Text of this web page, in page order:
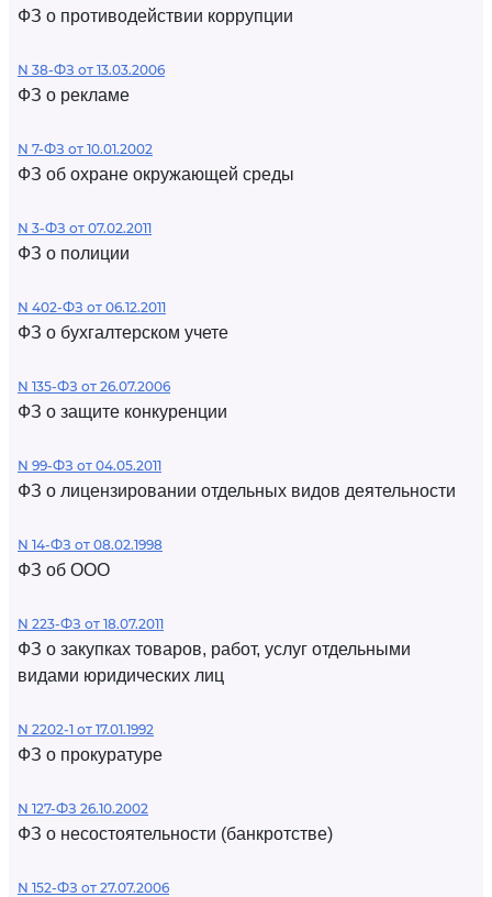
ФЗ о противодействии коррупции
N 38-ФЗ от 13.03.2006
ФЗ о рекламе
N 7-ФЗ от 10.01.2002
ФЗ об охране окружающей среды
N 3-ФЗ от 07.02.2011
ФЗ о полиции
N 402-ФЗ от 06.12.2011
ФЗ о бухгалтерском учете
N 135-ФЗ от 26.07.2006
ФЗ о защите конкуренции
N 99-ФЗ от 04.05.2011
ФЗ о лицензировании отдельных видов деятельности
N 14-ФЗ от 08.02.1998
ФЗ об ООО
N 223-ФЗ от 18.07.2011
ФЗ о закупках товаров, работ, услуг отдельными
видами юридических лиц
N 2202-1 от 17.01.1992
ФЗ о прокуратуре
N 127-ФЗ 26.10.2002
ФЗ о несостоятельности (банкротстве)
N 152-ФЗ от 27.07.2006